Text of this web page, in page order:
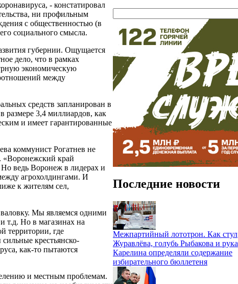
- констатировал
ни профильным
с общественностью (в
социального смысла.
губернии. Ощущается
дело, что в рамках
экономическую
между
средств запланирован в
размере 3,4 миллиардов, как
и имеет гарантированные
коммунист Рогатнев не
«Воронежский край
Но ведь Воронеж в лидерах и
агрохолдингами. И
к жителям сел,
Мы являемся одними
т.д. Но в магазинах на
территории, где
крестьянско-
как-то пытаются
и местным проблемам.
Последние новости
Межпартийный лототрон. Как стул
Журавлёва, голубь Рыбакова и рука
Карелина определяли содержание
избирательного бюллетеня